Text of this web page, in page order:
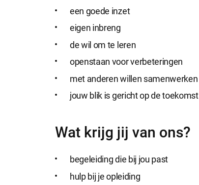
een goede inzet
eigen inbreng
de wil om te leren
openstaan voor verbeteringen
met anderen willen samenwerken
jouw blik is gericht op de toekomst
Wat krijg jij van ons?
begeleiding die bij jou past
hulp bij je opleiding